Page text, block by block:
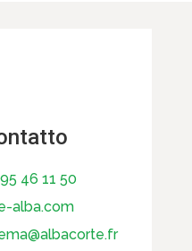
46 11 50
alba.com